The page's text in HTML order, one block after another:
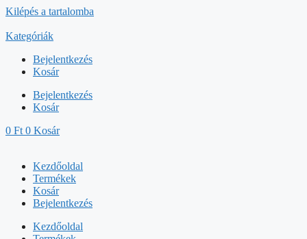
Kilépés a tartalomba
Kategóriák
Bejelentkezés
Kosár
Bejelentkezés
Kosár
0 Ft 0 Kosár
Kezdőoldal
Termékek
Kosár
Bejelentkezés
Kezdőoldal